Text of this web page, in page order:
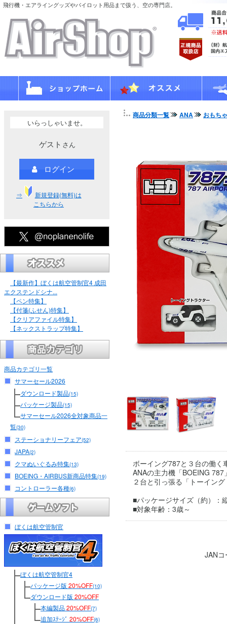
飛行機・エアライングッズやパイロット用品まで扱う、空の専門店。
いらっしゃいませ。
ゲスト さん
ログイン
⇒
新規登録(無料)は
こちらから
【最新作】ぼくは航空管制官4 成田
エクステンドシナ...
【ペン特集】
【付箋(ふせん)特集】
【クリアファイル特集】
【ネックストラップ特集】
商品カテゴリ一覧
サマーセール2026
ダウンロード製品(15)
パッケージ製品(15)
サマーセール2026全対象商品一
覧(30)
ステーショナリーフェア(52)
JAPA(2)
クマぬいぐるみ特集(13)
BOEING・AIRBUS新商品特集(19)
コントローラー各種(6)
ぼくは航空管制官
ぼくは航空管制官4
パッケージ版 20%OFF(10)
ダウンロード版 20%OFF
本編製品20%OFF(7)
追加ｽﾃｰｼﾞ 20%OFF(6)
商品分類一覧 ANA おもちゃ
ボーイング787と３台の働く
ANAの主力機「BOEING
２台と引っ張る「トーイン
■パッケージサイズ（約）：
■対象年齢：3歳～
JAN